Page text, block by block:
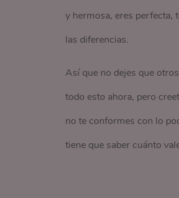
y hermosa, eres perfecta,
las diferencias.
Así que no dejes que
todo esto ahora, pero
no te conformes con lo
tiene que saber cuánto